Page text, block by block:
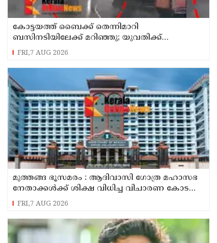
കോട്ടയത്ത്‌ ബൈക്ക് തെന്നിമാറി
ബസിനടിയിലേക്ക് മറിഞ്ഞു; യുവതിക്ക്
ദാരുണാന്ത്യം
FRI,7 AUG 2026
മുത്തങ്ങ ഭൂസമരം : ആദിവാസി ഗോത്ര മഹാസഭ
നേതാക്കൾക്ക് ശിക്ഷ വിധിച്ച വിചാരണ കോടതി
ഉത്തരവ് സൂക്ഷ്മ പരിശോധനക്ക്
വിധേയമാക്കേണ്ടതുണ്ടെന്ന് ഹൈകോടതി
FRI,7 AUG 2026